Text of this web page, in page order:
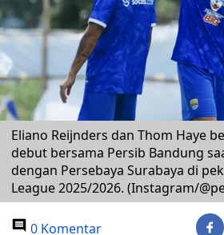
Eliano Reijnders dan Thom Haye
debut bersama Persib Bandung
dengan Persebaya Surabaya di
League 2025/2026. (Instagram/
0 Komentar